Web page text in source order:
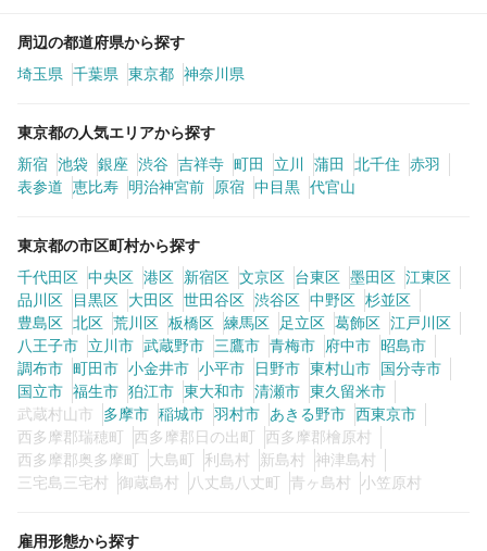
周辺の都道府県から探す
埼玉県
千葉県 東京都 神奈川県
東京都の人気エリアから探す
新宿 池袋 銀座 渋谷 吉祥寺 町田 立川 蒲田 北千住
赤羽
表参道
恵比寿 明治神宮前 原宿 中目黒 代官山
東京都の市区町村から探す
千代田区 中央区 港区 新宿区 文京区 台東区 墨田区 江東区
品川区
目黒区 大田区 世田谷区 渋谷区 中野区 杉並区
豊島区 北区 荒川区 板橋区 練馬区 足立区 葛飾区 江戸川区
八王子市
立川市 武蔵野市 三鷹市 青梅市 府中市
昭島市
調布市 町田市 小金井市 小平市 日野市 東村山市
国分寺市
国立市 福生市 狛江市 東大和市 清瀬市 東久留米市
武蔵村山市
多摩市 稲城市 羽村市 あきる野市 西東京市
西多摩郡瑞穂町
西多摩郡日の出町
西多摩郡檜原村
西多摩郡奥多摩町
大島町 利島村 新島村
神津島村
三宅島三宅村
御蔵島村 八丈島八丈町 青ヶ島村 小笠原村
雇用形態から探す